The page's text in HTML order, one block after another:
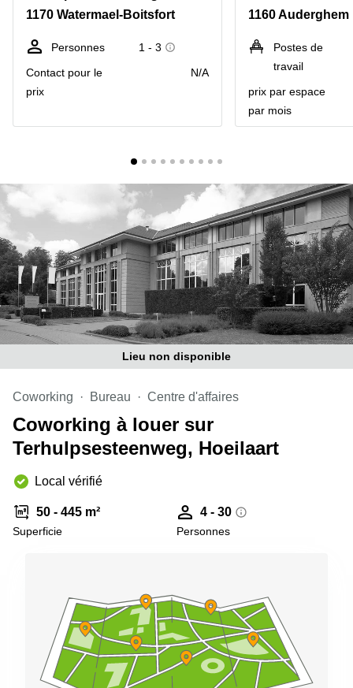
la
Neuve
Wallonie
Centre
Anvers
Centre
d'affaires
Gand
Centre
Ixelles
Coworking
Namur
Coworking
Tournai
Salle de
conférence
1170 Watermael-Boitsfort
Personnes
1 - 3
Contact pour le
prix
N/A
1160 Auderghem
Postes de
travail
prix par espace
par mois
Lieu non disponible
Coworking Bureau Centre d'affaires
Coworking à louer sur
Terhulpsesteenweg, Hoeilaart
Local vérifié
50 - 445 m²
Superficie
4 - 30
Personnes